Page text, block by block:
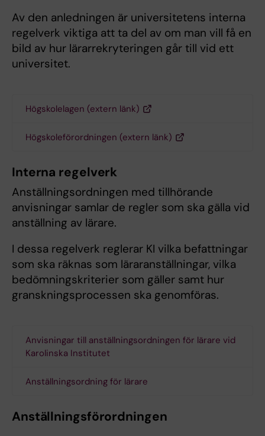
Av den anledningen är universitetens interna
regelverk viktiga att ta del av om man vill få en
bild av hur lärarrekryteringen går till vid ett
universitet.
Högskolelagen (extern länk)
Högskoleförordningen (extern länk)
Interna regelverk
Anställningsordningen med tillhörande
anvisningar samlar de regler som ska gälla vid
anställning av lärare.
I dessa regelverk reglerar KI vilka befattningar
som ska räknas som läraranställningar, vilka
bedömningskriterier som gäller samt hur
granskningsprocessen ska genomföras.
Anvisningar till anställningsordningen för lärare vid
Karolinska Institutet
Anställningsordning för lärare
Anställningsförordningen